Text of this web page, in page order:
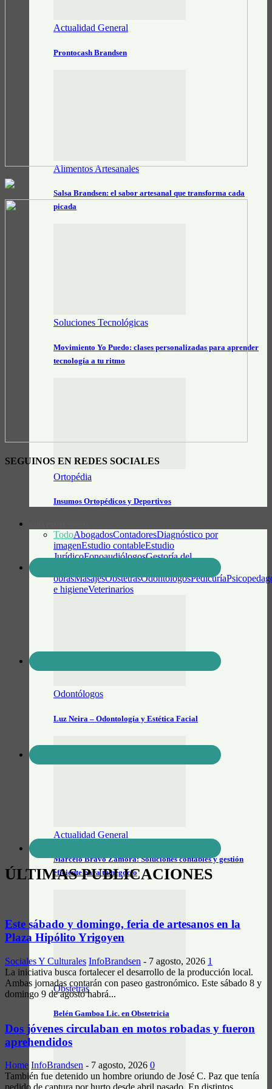
Actualidad General
Prontocash Brandsen
Alimentos Artesanales
Salsa Brandsen: el sabor artesanal que transforma cada
picada
Soluciones Tecnológicas
Movimiento Yo Puedo: clases personalizadas para aprender
tecnología a tu ritmo
Ortopédia
Insumos Ortopédicos y Deportivos
TodoAbogadosContadoresDiagnóstico por
imagenEstudio contableEstudio
JurídicoFonoaudiólogosGestoría del
obrasMasajesObstetrasOdontólogosPedicuría
e higieneVeterinarios
Odontólogos
Luz Neira – Odontología y Estética Facial
Actualidad General
Marcelo Bravo Zamora: Soluciones contables y gestión
eficiente para tu negocio
Obstetras
Belén Gamboa Lic. en Obstetricia
SEGUINOS EN REDES SOCIALES
ÚLTIMAS PUBLICACIONES
Este sábado y domingo, feria de artesanos en la
Plaza Hipólito Yrigoyen
Sociales Y Culturales InfoBrandsen - 7 agosto, 2026 1
La iniciativa busca fortalecer el desarrollo de la producción local.
Ambas jornadas contarán con paseo gastronómico. Este sábado 8 y
domingo 9 de agosto habrá...
Dos jóvenes circulaban en motos robadas y fueron
aprehendidos
Home InfoBrandsen - 7 agosto, 2026 0
También fue detenido un hombre oriundo de José C. Paz que tenía